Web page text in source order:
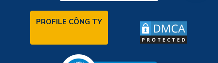
PROFILE CÔNG TY